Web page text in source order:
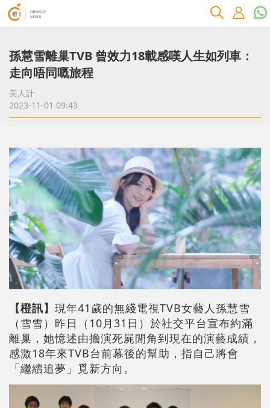
孫慧雪離巢TVB 曾效力18載感嘆人生如列車：
走向唔同嘅旅程
美人計
2023-11-01 09:43
【橙訊】 現年41歲的無綫電視TVB女藝人孫慧雪
（雪雪）昨日（10月31日）於社交平台宣布約滿
離巢，她憶述由擔演死屍閒角到現在的演藝成績，
感激18年來TVB台前幕後的幫助，指自己將會
「繼續追夢」覓新方向。